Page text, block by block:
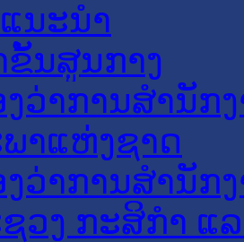
ນະນໍາ
ຂັ້ນສູນກາງ
ວ່າການສໍານັກ
າແຫ່ງຊາດ
ວ່າການສຳນັກ
ວງ ກະສິກຳ ແ